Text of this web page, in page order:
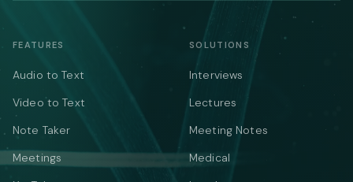
FEATURES
Audio to Text
Video to Text
Note Taker
Meetings
SOLUTIONS
Interviews
Lectures
Meeting Notes
Medical